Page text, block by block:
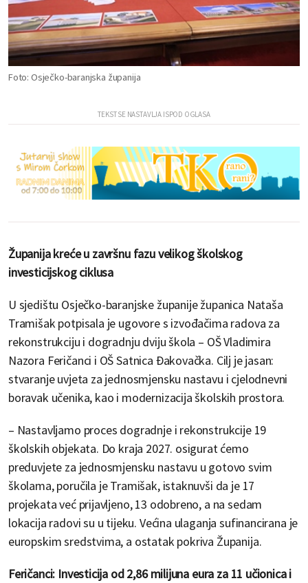
Foto: Osječko-baranjska županija
Županija kreće u završnu fazu velikog školskog
investicijskog ciklusa
U sjedištu Osječko-baranjske županije županica Nataša
Tramišak potpisala je ugovore s izvođačima radova za
rekonstrukciju i dogradnju dviju škola – OŠ Vladimira
Nazora Feričanci i OŠ Satnica Đakovačka. Cilj je jasan:
stvaranje uvjeta za jednosmjensku nastavu i cjelodnevni
boravak učenika, kao i modernizacija školskih prostora.
– Nastavljamo proces dogradnje i rekonstrukcije 19
školskih objekata. Do kraja 2027. osigurat ćemo
preduvjete za jednosmjensku nastavu u gotovo svim
školama, poručila je Tramišak, istaknuvši da je 17
projekata već prijavljeno, 13 odobreno, a na sedam
lokacija radovi su u tijeku. Većina ulaganja sufinancirana je
europskim sredstvima, a ostatak pokriva Županija.
Feričanci: Investicija od 2,86 milijuna eura za 11 učionica i